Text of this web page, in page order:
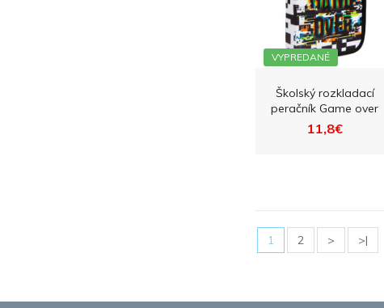
VYPREDANÉ
Školský rozkladací
peračník Game over
11,8€
1 2 > >|